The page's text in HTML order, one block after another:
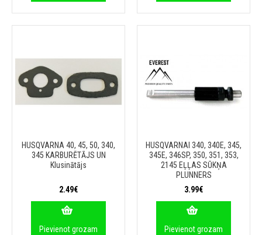
HUSQVARNA 40, 45, 50, 340,
345 KARBURĒTĀJS UN
Klusinātājs
2.49€
Pievienot grozam
HUSQVARNAI 340, 340E, 345,
345E, 346SP, 350, 351, 353,
2145 EĻĻAS SŪKŅA
PLUNNERS
3.99€
Pievienot grozam